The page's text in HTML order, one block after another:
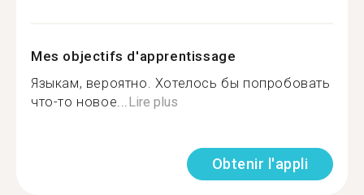
Mes objectifs d'apprentissage
Языкам, вероятно. Хотелось бы попробовать
что-то новое... Lire plus
Obtenir l'appli